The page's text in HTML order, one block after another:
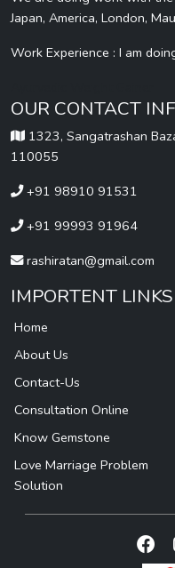
Japan, America, London,
Work Experience : I am
OUR CONTACT
1323, Sangatrashan
110055
+91 98910 91531
+91 99993 91964
rashiratan@gmail.com
IMPORTENT LINKS
Home
About Us
Contact-Us
Consultation Online
Know Gemstone
Love Marriage Problem
Solution